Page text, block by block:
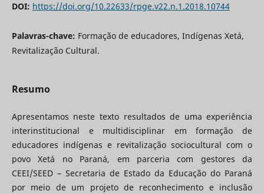
DOI: https://doi.org/10.22633/rpge.v22.n.1.2018.10744
Palavras-chave: Formação de educadores, Indígenas Xetá,
Revitalização Cultural.
Resumo
Apresentamos neste texto resultados de uma experiência
interinstitucional e multidisciplinar em formação de
educadores indígenas e revitalização sociocultural com o
povo Xetá no Paraná, em parceria com gestores da
CEEI/SEED – Secretaria de Estado da Educação do Paraná
por meio de um projeto de reconhecimento e inclusão